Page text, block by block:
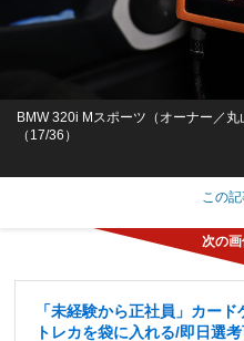
BMW 320i Mスポーツ（オーナー／
（17/36）
この
「未経験から正社員」カー
トレカを袋に入れる/即日選